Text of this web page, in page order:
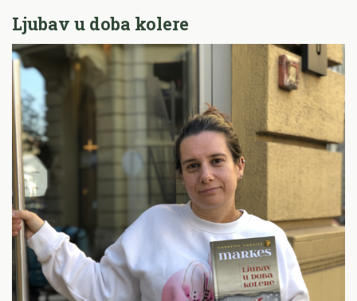
Ljubav u doba kolere